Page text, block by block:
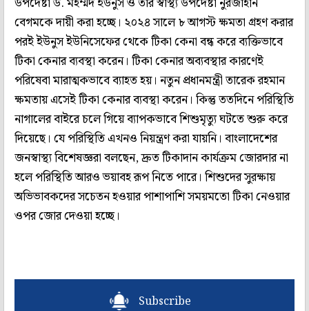
বেগমকে দায়ী করা হচ্ছে। ২০২৪ সালে ৮ আগস্ট ক্ষমতা গ্রহণ করার
পরই ইউনুস ইউনিসেফের থেকে টিকা কেনা বন্ধ করে ব্যক্তিভাবে
টিকা কেনার ব্যবস্থা করেন। টিকা কেনার অব্যবস্থার কারণেই
পরিষেবা মারাত্মকভাবে ব্যাহত হয়। নতুন প্রধানমন্ত্রী তারেক রহমান
ক্ষমতায় এসেই টিকা কেনার ব্যবস্থা করেন। কিন্তু ততদিনে পরিস্থিতি
নাগালের বাইরে চলে গিয়ে ব্যাপকভাবে শিশুমৃত্যু ঘটতে শুরু করে
দিয়েছে। যে পরিস্থিতি এখনও নিয়ন্ত্রণ করা যায়নি। বাংলাদেশের
জনস্বাস্থ্য বিশেষজ্ঞরা বলছেন, দ্রুত টিকাদান কার্যক্রম জোরদার না
হলে পরিস্থিতি আরও ভয়াবহ রূপ নিতে পারে। শিশুদের সুরক্ষায়
অভিভাবকদের সচেতন হওয়ার পাশাপাশি সময়মতো টিকা নেওয়ার
ওপর জোর দেওয়া হচ্ছে।
Subscribe